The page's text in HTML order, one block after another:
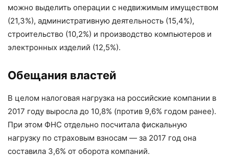
можно выделить операции с недвижимым имуществом
(21,3%), административную деятельность (15,4%),
строительство (10,2%) и производство компьютеров и
электронных изделий (12,5%).
Обещания​ властей
В целом налоговая нагрузка на российские компании в
2017 году выросла до 10,8% (против 9,6% годом ранее).
При этом ФНС отдельно посчитала фискальную
нагрузку по страховым взносам — за 2017 год она
составила 3,6% от оборота компаний.